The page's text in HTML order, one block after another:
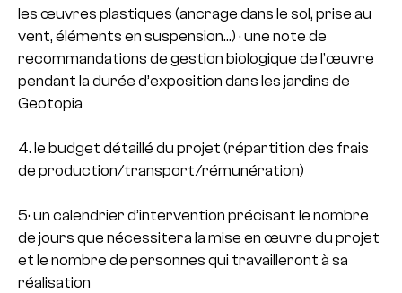
les œuvres plastiques (ancrage dans le sol, prise au
vent, éléments en suspension…) · une note de
recommandations de gestion biologique de l’œuvre
pendant la durée d’exposition dans les jardins de
Geotopia
4. le budget détaillé du projet (répartition des frais
de production/transport/rémunération)
5· un calendrier d’intervention précisant le nombre
de jours que nécessitera la mise en œuvre du projet
et le nombre de personnes qui travailleront à sa
réalisation